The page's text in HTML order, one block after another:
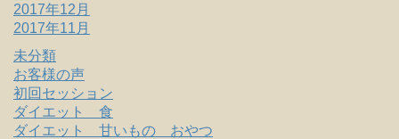
2017年12月
2017年11月
未分類
お客様の声
初回セッション
ダイエット 食
ダイエット 甘いもの おやつ